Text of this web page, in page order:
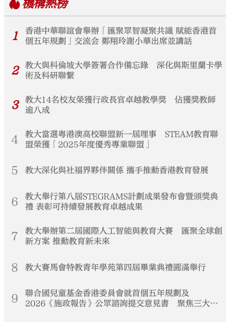
機構熱榜
1
香港中華聯誼會舉辦「匯聚眾智凝聚共識 賦能香港首
個五年規劃」交流会 鄭翔玲謝小華出席並講話
2
教大與科倫坡大學簽署合作備忘錄 深化與斯里蘭卡學
術及科研聯繫
3
教大14名校友榮獲行政長官卓越教學獎 佔獲獎教師
逾八成
4
教大當選粵港澳高校聯盟新一屆理事 STEAM教育聯
盟榮獲「2025年度優秀專業聯盟」
5 教大深化與社福界夥伴關係 攜手推動香港教育發展
6
教大舉行第八屆STEGRAMS計劃成果發布會暨頒獎典
禮 表彰可持續發展教育卓越成果
7
教大舉辦第二屆國際人工智能與教育大賽 匯聚全球創
新方案 推動教育新未來
8 教大賽馬會特教青年學苑第四屆畢業典禮圓滿舉行
9
聯合國兒童基金香港委員會就首個五年規劃及
2026《施政報告》公眾諮詢提交意見書 聚焦三大支